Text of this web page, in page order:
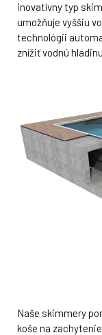
inovatívny typ
umožňuje vyššiu
technológii
znížiť vodnú
Naše skimmery
koše na